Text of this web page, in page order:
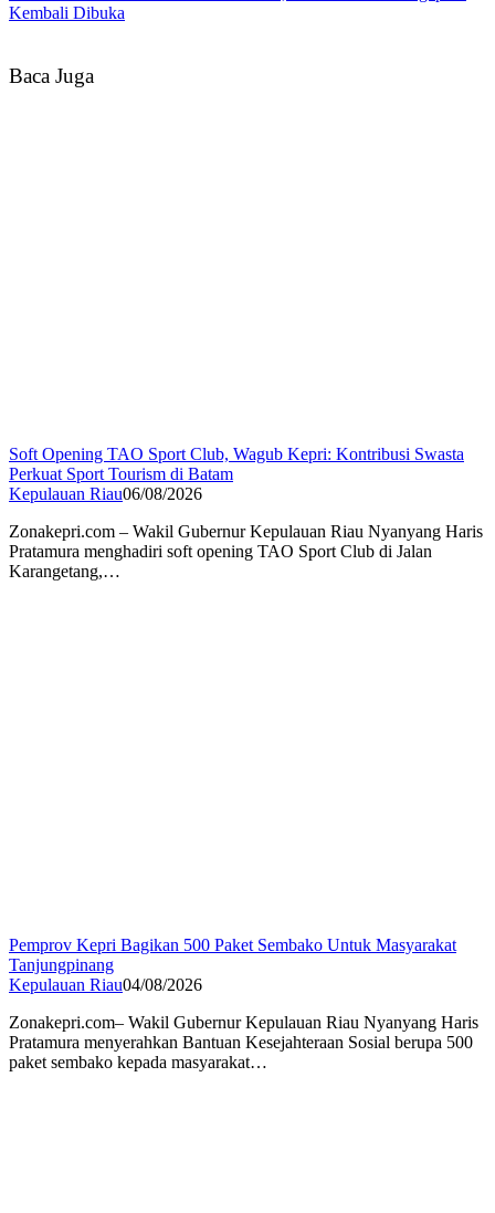
Kembali Dibuka
Baca Juga
Soft Opening TAO Sport Club, Wagub Kepri: Kontribusi Swasta
Perkuat Sport Tourism di Batam
Kepulauan Riau06/08/2026
Zonakepri.com – Wakil Gubernur Kepulauan Riau Nyanyang Haris
Pratamura menghadiri soft opening TAO Sport Club di Jalan
Karangetang,…
Pemprov Kepri Bagikan 500 Paket Sembako Untuk Masyarakat
Tanjungpinang
Kepulauan Riau04/08/2026
Zonakepri.com– Wakil Gubernur Kepulauan Riau Nyanyang Haris
Pratamura menyerahkan Bantuan Kesejahteraan Sosial berupa 500
paket sembako kepada masyarakat…